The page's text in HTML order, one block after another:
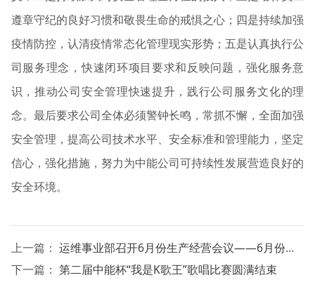
遵章守纪的良好习惯和敬畏生命的戒惧之心；四是持续加强
疫情防控，认清疫情常态化管理现实形势；五是认真执行公
司服务理念，快速闭环项目要求和反映问题，强化服务意
识，推动公司安全管理快速提升，践行公司服务文化的理
念。最后要求公司全体必须警钟长鸣，常抓不懈，全面加强
安全管理，提高公司技术水平、安全标准和管理能力，坚定
信心，强化措施，努力为中能公司可持续性发展营造良好的
安全环境。
上一篇： 运维事业部召开6月份生产经营会议——6月份生产经营会议
下一篇： 第二届中能杯“我是K歌王”歌唱比赛圆满结束